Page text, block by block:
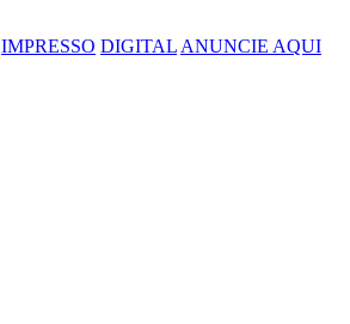
IMPRESSO DIGITAL ANUNCIE AQUI